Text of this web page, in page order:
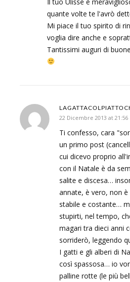
quante volte te l'avrò
Mi piace il tuo spirito di
voglia dire anche e
Tantissimi auguri di
22 Dicembre 2013 at 21:56
Ti confesso, cara
un primo post
cui dicevo proprio
con il Natale è da
salite e discesa…
annate, è vero, non
stabile e costante…
stupirti, nel tempo,
magari tra dieci anni
sorriderò, leggendo
I gatti e gli alberi di
così spassosa… io
palline rotte (le più